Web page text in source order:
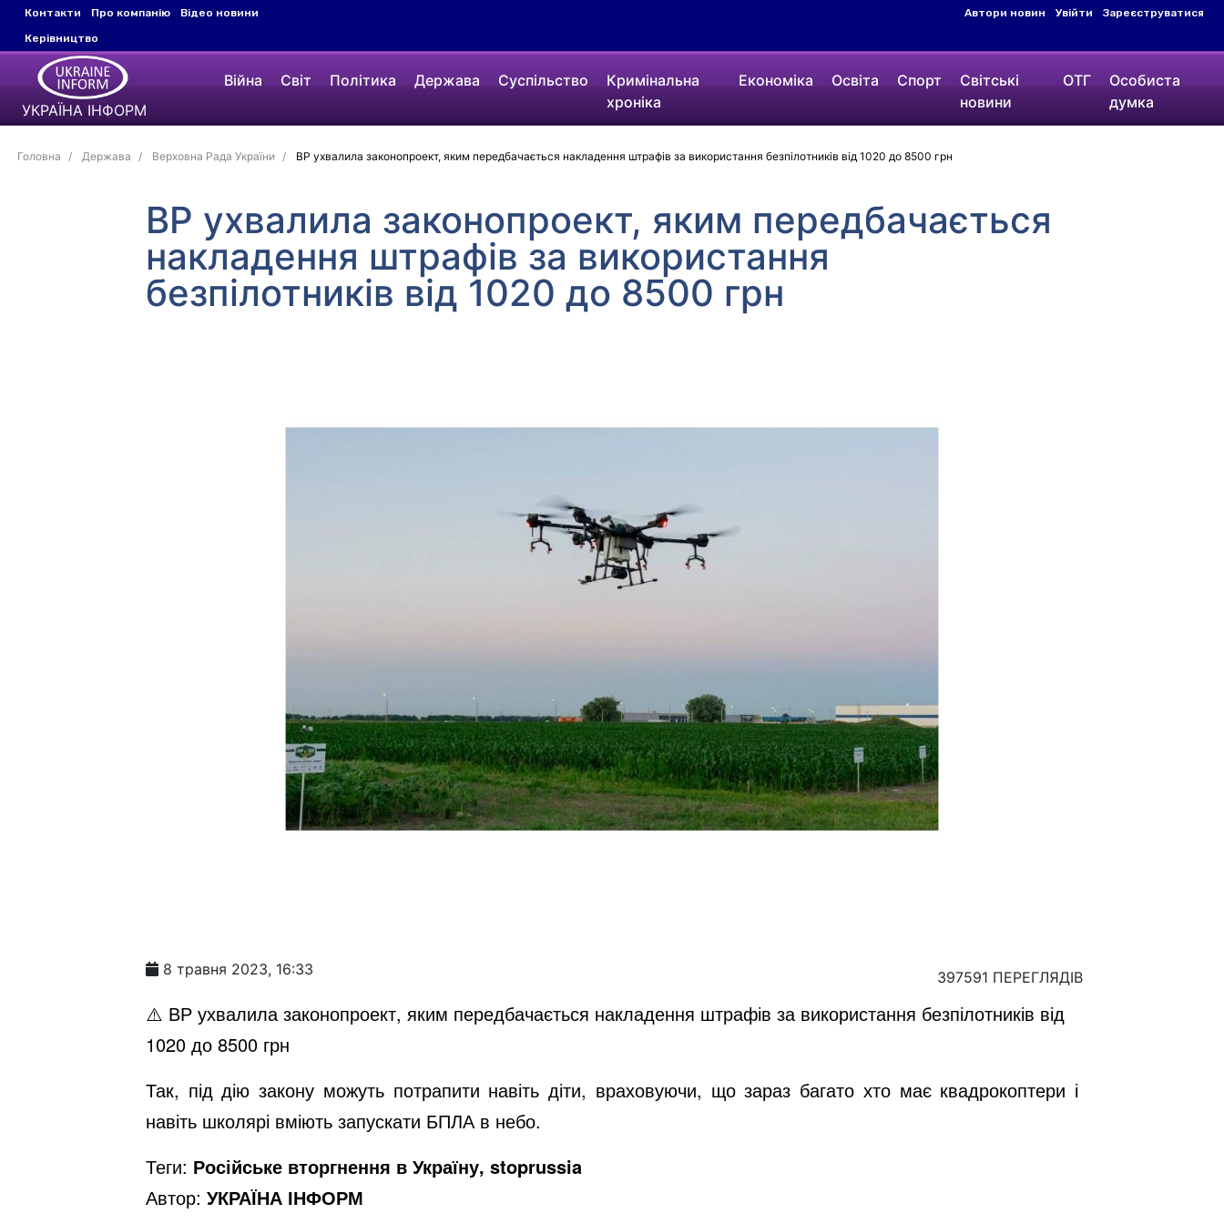
Контакти Про компанію
Відео новини
Керівництво
Автори новин Увійти Зареєструватися
УКРАЇНА ІНФОРМ
Війна Світ Політика Держава Суспільство
Кримінальна
хроніка
Економіка Освіта Спорт
Світські
новини
ОТГ
Особиста
думка
Головна Держава Верховна Рада України ВР ухвалила законопроект, яким передбачається накладення штрафів за використання безпілотників від 1020 до 8500 грн
ВР ухвалила законопроект, яким передбачається
накладення штрафів за використання
безпілотників від 1020 до 8500 грн
8 травня 2023, 16:33 397591 ПЕРЕГЛЯДІВ
⚠️ ВР ухвалила законопроект, яким передбачається накладення штрафів за використання безпілотників від
1020 до 8500 грн
Так, під дію закону можуть потрапити навіть діти, враховуючи, що зараз багато хто має квадрокоптери і
навіть школярі вміють запускати БПЛА в небо.
Теги: Російське вторгнення в Україну, stoprussia
Автор: УКРАЇНА ІНФОРМ